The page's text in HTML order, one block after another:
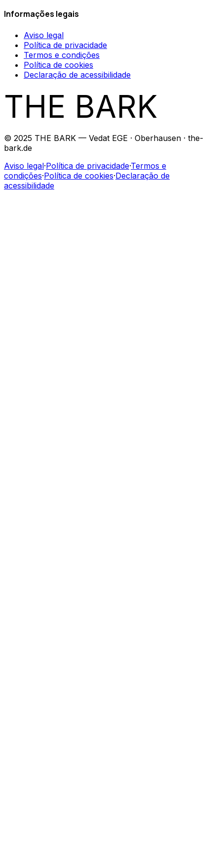
Informações legais
Aviso legal
Política de privacidade
Termos e condições
Política de cookies
Declaração de acessibilidade
THE BARK
© 2025 THE BARK — Vedat EGE · Oberhausen · the-
bark.de
Aviso legal·Política de privacidade·Termos e
condições·Política de cookies·Declaração de
acessibilidade